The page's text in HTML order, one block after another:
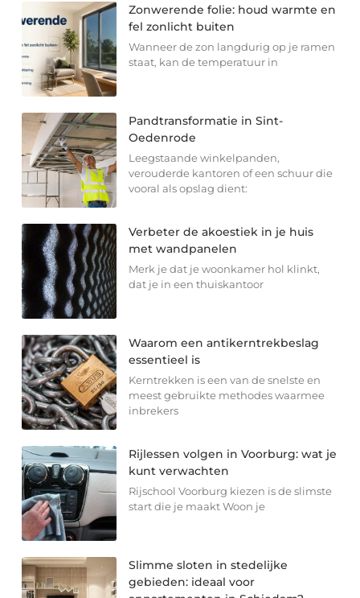
Zonwerende folie: houd warmte en
fel zonlicht buiten
Wanneer de zon langdurig op je ramen
staat, kan de temperatuur in
Pandtransformatie in Sint-
Oedenrode
Leegstaande winkelpanden,
verouderde kantoren of een schuur die
vooral als opslag dient:
Verbeter de akoestiek in je huis
met wandpanelen
Merk je dat je woonkamer hol klinkt,
dat je in een thuiskantoor
Waarom een antikerntrekbeslag
essentieel is
Kerntrekken is een van de snelste en
meest gebruikte methodes waarmee
inbrekers
Rijlessen volgen in Voorburg: wat je
kunt verwachten
Rijschool Voorburg kiezen is de slimste
start die je maakt Woon je
Slimme sloten in stedelijke
gebieden: ideaal voor